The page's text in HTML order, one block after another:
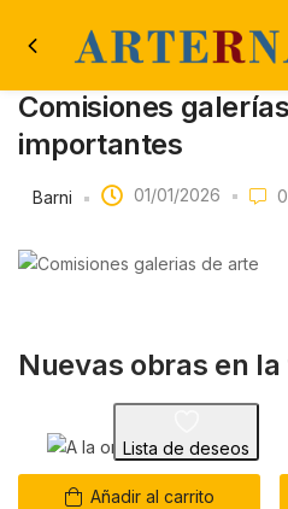
Comisiones
importantes
Barni 01/01/2026 0
Nuevas obras en la
Añadir al carrito
Lista de deseos